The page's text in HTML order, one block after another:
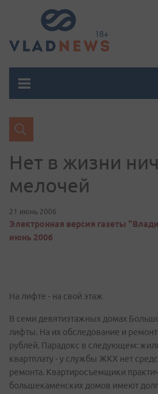
Нет в жизни
мелочей
21 июнь 2006
Электронная версия газеты
июнь 2006
На лифте - на свой этаж
В семи девятиэтажных домах
лифты. На их обследование и ремонт
рублей. Парадокс в следующем:
квартплату - у службы ЖКХ нет
ремонта. Квартиросъемщики
большекаменских домов имеют